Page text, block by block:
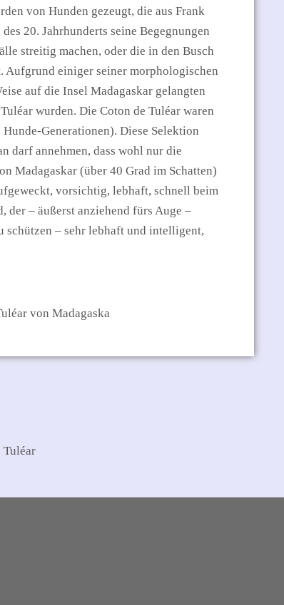
von Hunden gezeugt, die aus Frank
20. Jahrhunderts seine Begegnungen
streitig machen, oder die in den Busch
Aufgrund einiger seiner morphologischen
auf die Insel Madagaskar gelangten
wurden. Die Coton de Tuléar waren
Generationen). Diese Selektion
darf annehmen, dass wohl nur die
Madagaskar (über 40 Grad im Schatten)
vorsichtig, lebhaft, schnell beim
der – äußerst anziehend fürs Auge –
schützen – sehr lebhaft und intelligent,
von Madagaska
Tuléar